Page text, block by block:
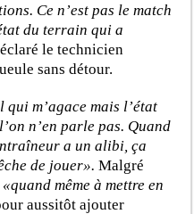
Ce n’est pas le match
du terrain qui a
le technicien
sans détour.
qui m’agace mais l’état
n’en parle pas. Quand
a un alibi, ça
de jouer».Malgré
«quand même à mettre en
aussitôt ajouter